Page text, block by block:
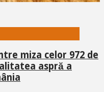
miza celor 972 de
aspră a